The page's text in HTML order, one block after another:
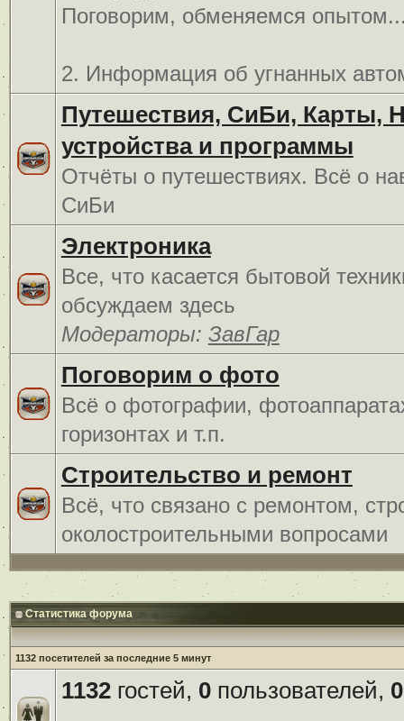
Поговорим, обменяемся
2. Информация об угнанных
Путешествия, СиБи, Карты,
устройства и программы
Отчёты о путешествиях. Всё о
СиБи
Электроника
Все, что касается бытовой
обсуждаем здесь
Модераторы: ЗавГар
Поговорим о фото
Всё о фотографии,
горизонтах и т.п.
Строительство и ремонт
Всё, что связано с ремонтом,
околостроительными вопросами
Статистика форума
1132 посетителей за последние 5 минут
1132гостей, 0пользователей, 0